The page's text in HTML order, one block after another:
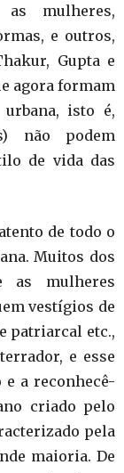
mulheres,
e outros,
Gupta e
agora formam
isto é,
não podem
de vida das
de todo o
Muitos dos
as mulheres
vestígios de
patriarcal etc.,
e esse
e a reconhecê-
criado pelo
pela
maioria. De